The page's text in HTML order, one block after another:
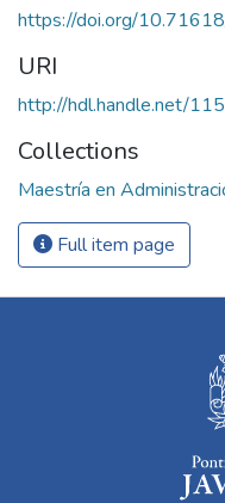
https://doi.org/
URI
http://hdl.handle.net/
Collections
Maestría en
Full item page